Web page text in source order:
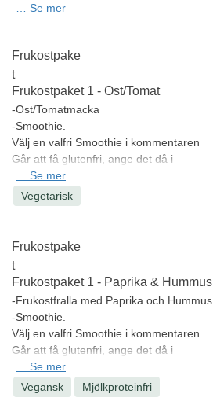
Allergener:
Se mer
Frukostpake
t
Frukostpaket 1 - Ost/Tomat
-Ost/Tomatmacka
-Smoothie.
Välj en valfri Smoothie i kommentaren
Går att få glutenfri, ange det då i
önskemål.
Allergener:Gluten, Mjölkprotein/Laktos
Minsta antal: 1 st
Se mer
Vegetarisk
Frukostpake
t
Frukostpaket 1 - Paprika & Hummus
-Frukostfralla med Paprika och Hummus
-Smoothie.
Välj en valfri Smoothie i kommentaren.
Går att få glutenfri, ange det då i
önskemål.
Allergener:
Gluten, Sesam
Minsta antal: 1 st
Se mer
Vegansk
Mjölkproteinfri